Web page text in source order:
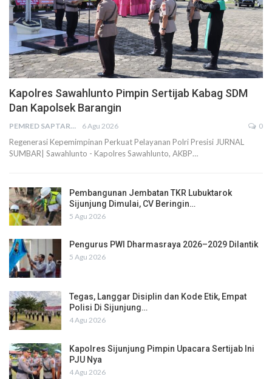
Kapolres Sawahlunto Pimpin Sertijab Kabag SDM
Dan Kapolsek Barangin
PEMRED SAPTARIUS 6 Agu 2026 0
Regenerasi Kepemimpinan Perkuat Pelayanan Polri Presisi JURNAL
SUMBAR| Sawahlunto - Kapolres Sawahlunto, AKBP…
Pembangunan Jembatan TKR Lubuktarok
Sijunjung Dimulai, CV Beringin…
5 Agu 2026
Pengurus PWI Dharmasraya 2026–2029 Dilantik
5 Agu 2026
Tegas, Langgar Disiplin dan Kode Etik, Empat
Polisi Di Sijunjung…
4 Agu 2026
Kapolres Sijunjung Pimpin Upacara Sertijab Ini
PJU Nya
4 Agu 2026